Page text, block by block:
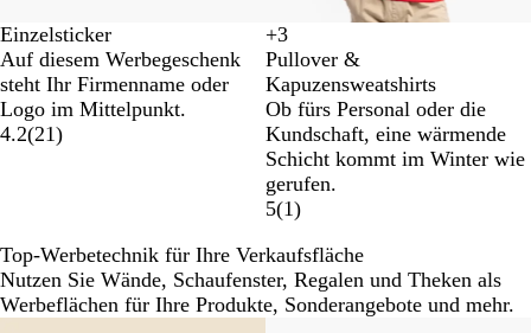
e
b
l
a
u
Einzelsticker
Auf diesem Werbegeschenk
steht Ihr Firmenname oder
Logo im Mittelpunkt.
4.2(21)
S
c
h
w
a
r
z
G
r
a
u
m
e
l
i
e
r
t
H
e
l
l
e
s
G
r
a
f
i
t
H
e
l
l
r
o
s
a
+3
Pullover &
Kapuzensweatshirts
Ob fürs Personal oder die
Kundschaft, eine wärmende
Schicht kommt im Winter wie
gerufen.
5(1)
Top-Werbetechnik für Ihre Verkaufsfläche
Nutzen Sie Wände, Schaufenster, Regalen und Theken als
Werbeflächen für Ihre Produkte, Sonderangebote und mehr.